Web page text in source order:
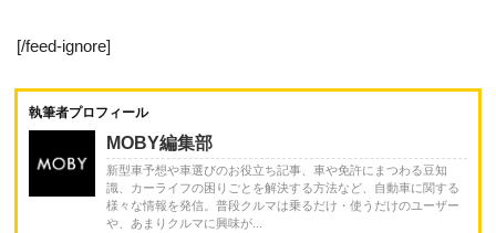
[/feed-ignore]
執筆者プロフィール
MOBY編集部
新型車予想や車選びのお役立ち記事、車や免許にまつわる豆知
識、カーライフの困りごとを解決する方法など、自動車に関する
様々な情報を発信。普段クルマは乗るだけ・使うだけのユーザー
や、あまりクルマに興味が...